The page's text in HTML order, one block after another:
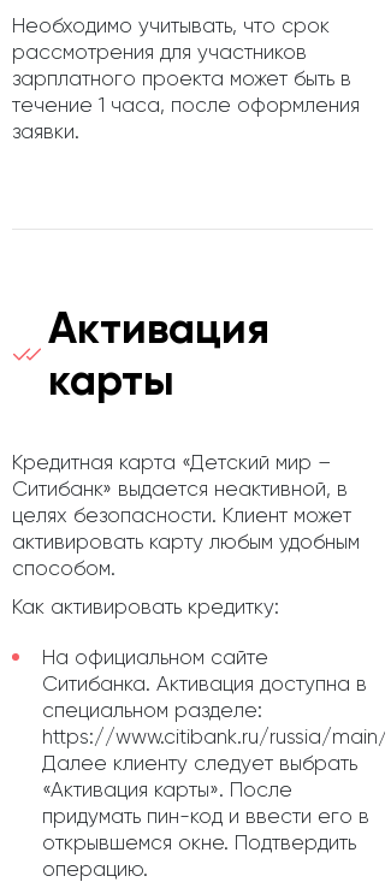
Необходимо учитывать, что срок
рассмотрения для участников
зарплатного проекта может быть в
течение 1 часа, после оформления
заявки.
Активация
карты
Кредитная карта «Детский мир –
Ситибанк» выдается неактивной, в
целях безопасности. Клиент может
активировать карту любым удобным
способом.
Как активировать кредитку:
На официальном сайте
Ситибанка. Активация доступна в
специальном разделе:
https://www.citibank.ru/russia/main/
Далее клиенту следует выбрать
«Активация карты». После
придумать пин-код и ввести его в
открывшемся окне. Подтвердить
операцию.